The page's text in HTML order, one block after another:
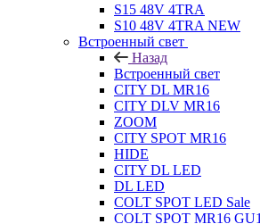
S15 48V 4TRA
S10 48V 4TRA NEW
Встроенный свет
Назад
Встроенный свет
CITY DL MR16
CITY DLV MR16
ZOOM
CITY SPOT MR16
HIDE
CITY DL LED
DL LED
COLT SPOT LED Sale
COLT SPOT MR16